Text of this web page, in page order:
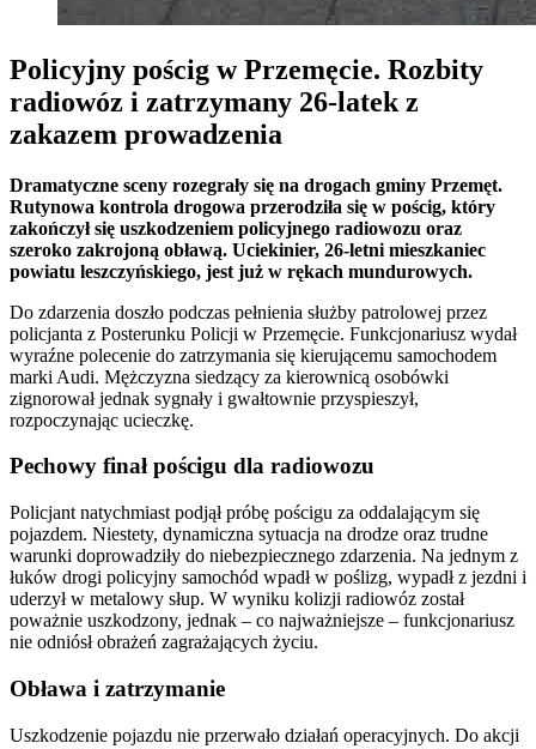
Policyjny pościg w Przemęcie. Rozbity
radiowóz i zatrzymany 26-latek z
zakazem prowadzenia
Dramatyczne sceny rozegrały się na drogach gminy Przemęt.
Rutynowa kontrola drogowa przerodziła się w pościg, który
zakończył się uszkodzeniem policyjnego radiowozu oraz
szeroko zakrojoną obławą. Uciekinier, 26-letni mieszkaniec
powiatu leszczyńskiego, jest już w rękach mundurowych.
Do zdarzenia doszło podczas pełnienia służby patrolowej przez
policjanta z Posterunku Policji w Przemęcie. Funkcjonariusz wydał
wyraźne polecenie do zatrzymania się kierującemu samochodem
marki Audi. Mężczyzna siedzący za kierownicą osobówki
zignorował jednak sygnały i gwałtownie przyspieszył,
rozpoczynając ucieczkę.
Pechowy finał pościgu dla radiowozu
Policjant natychmiast podjął próbę pościgu za oddalającym się
pojazdem. Niestety, dynamiczna sytuacja na drodze oraz trudne
warunki doprowadziły do niebezpiecznego zdarzenia. Na jednym z
łuków drogi policyjny samochód wpadł w poślizg, wypadł z jezdni i
uderzył w metalowy słup. W wyniku kolizji radiowóz został
poważnie uszkodzony, jednak – co najważniejsze – funkcjonariusz
nie odniósł obrażeń zagrażających życiu.
Obława i zatrzymanie
Uszkodzenie pojazdu nie przerwało działań operacyjnych. Do akcji